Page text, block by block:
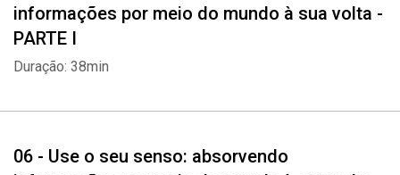
informações por meio do mundo à sua volta -
PARTE I
Duração: 38min
06 - Use o seu senso: absorvendo